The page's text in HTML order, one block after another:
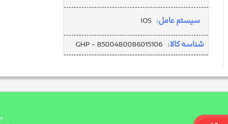
سیستم عامل: IOS
شناسه کالا: GHP - 8500480086015106